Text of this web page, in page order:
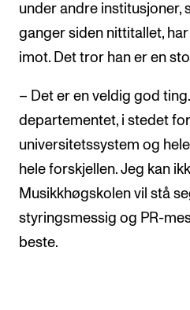
under andre institusjoner,
ganger siden nittitallet,
imot. Det tror han er en
– Det er en veldig god
departementet, i stedet
universitetssystem og
hele forskjellen. Jeg kan
Musikkhøgskolen vil stå
styringsmessig og PR-
beste.